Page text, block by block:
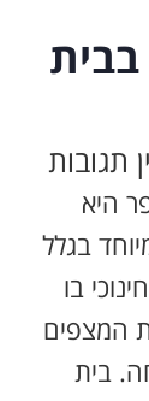
תגובות
היא
בגלל
בו
המצפים
בית